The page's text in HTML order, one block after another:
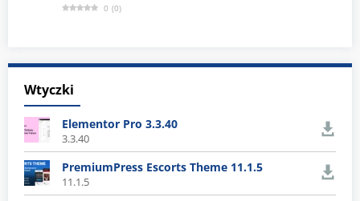
0 (0)
Wtyczki
Elementor Pro 3.3.40
3.3.40
PremiumPress Escorts Theme 11.1.5
11.1.5